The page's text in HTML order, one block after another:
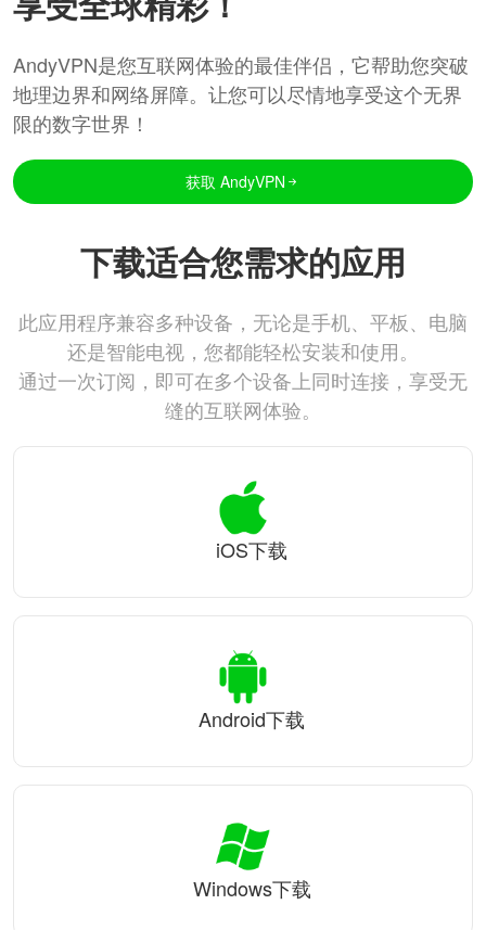
AndyVPN是您互联网体验的最佳伴侣，它帮助您突破
地理边界和网络屏障。让您可以尽情地享受这个无界
限的数字世界！
获取 AndyVPN
下载适合您需求的应用
此应用程序兼容多种设备，无论是手机、平板、电脑
还是智能电视，您都能轻松安装和使用。
通过一次订阅，即可在多个设备上同时连接，享受无
缝的互联网体验。
iOS下载
Android下载
Windows下载